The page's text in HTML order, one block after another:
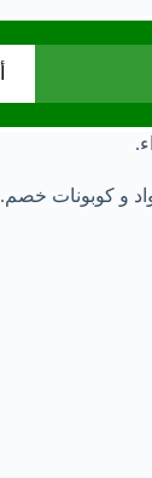
و كوبونات خصم.